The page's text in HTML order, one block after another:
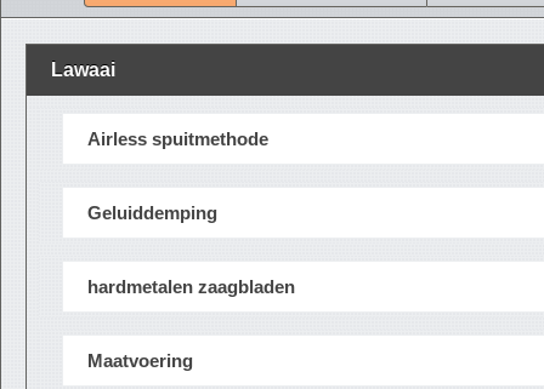
Lawaai
Airless spuitmethode
Geluiddemping
hardmetalen zaagbladen
Maatvoering